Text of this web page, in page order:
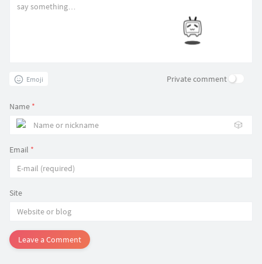
Emoji Private comment
Name *
🎲
Email *
Site
Leave a Comment